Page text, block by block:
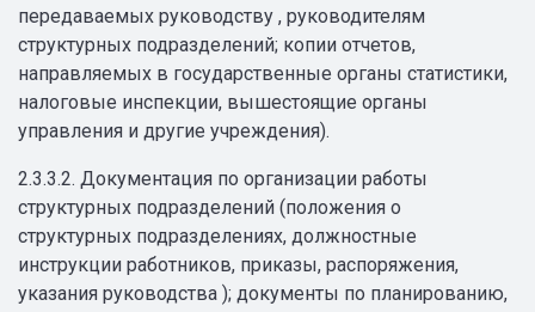
передаваемых руководству , руководителям
структурных подразделений; копии отчетов,
направляемых в государственные органы статистики,
налоговые инспекции, вышестоящие органы
управления и другие учреждения).
2.3.3.2. Документация по организации работы
структурных подразделений (положения о
структурных подразделениях, должностные
инструкции работников, приказы, распоряжения,
указания руководства ); документы по планированию,